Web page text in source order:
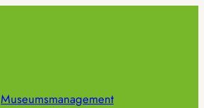
Museumsmanagement